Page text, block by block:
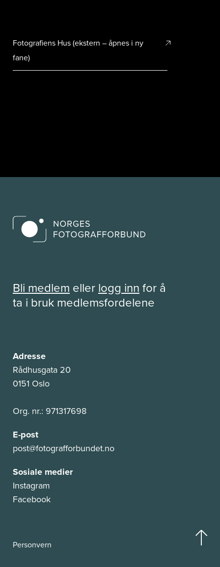
Fotografiens Hus (ekstern – åpnes i ny
fane)
Bli medlem ellerlogg innfor å
ta i bruk medlemsfordelene
Adresse
Rådhusgata 20
0151 Oslo
Org. nr.: 971317698
E-post
post@fotografforbundet.no
Sosiale medier
Instagram
Facebook
Personvern